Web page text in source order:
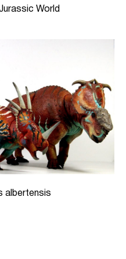
World
albertensis